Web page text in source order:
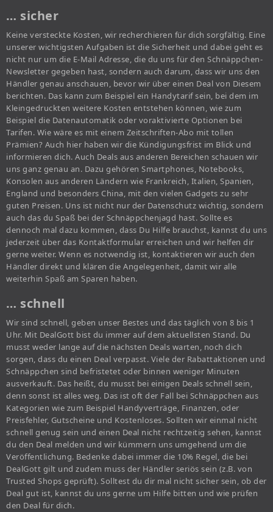
… sicher
Keine versteckte Kosten, wir recherchieren für dich sorgfältig. Eine
unserer wichtigsten Aufgaben ist die Sicherheit und dabei geht es
nicht nur um die E-Mail Adresse, die du uns für den Schnäppchen-
Newsletter gegeben hast, sondern auch darum, dass wir uns den
Händler genau anschauen, bevor wir über einen Deal von Diesem
berichten. Das kann zum Beispiel ein Handytarif sein, bei dem im
Kleingedruckten weitere Kosten entstehen können, wie zum
Beispiel die Datenautomatik oder voraktivierte Optionen bei
Tarifen. Wie wäre es mit einem Zeitschriften-Abo mit tollen
Prämien? Auch hier haben wir die Kündigungsfrist im Blick und
informieren dich. Auch Deals aus anderen Bereichen schauen wir
uns ganz genau an. Dazu gehören Smartphones, Notebooks,
Konsolen aus anderen Ländern wie Frankreich, Italien, Spanien,
England und besonders China, mit den vielen Gadgets zu sehr
guten Preisen. Uns ist nicht nur der Datenschutz wichtig, sondern
auch das du Spaß bei der Schnäppchenjagd hast. Sollte es
dennoch mal dazu kommen, dass Du Hilfe brauchst, kannst du uns
jederzeit über das Kontaktformular erreichen und wir helfen dir
gerne weiter. Wenn es notwendig ist, kontaktieren wir auch den
Händler direkt und klären die Angelegenheit, damit wir alle
weiterhin Spaß am Sparen haben.
… schnell
Wir sind schnell, geben unser Bestes und das täglich von 8 bis 1
Uhr. Mit DealGott bist du immer auf dem aktuellsten Stand. Du
musst weder lange auf die nächsten Deals warten, noch dich
sorgen, dass du einen Deal verpasst. Viele der Rabattaktionen und
Schnäppchen sind befristetet oder binnen weniger Minuten
ausverkauft. Das heißt, du musst bei einigen Deals schnell sein,
denn sonst ist alles weg. Das ist oft der Fall bei Schnäppchen aus
Kategorien wie zum Beispiel Handyverträge, Finanzen, oder
Preisfehler, Gutscheine und Kostenloses. Sollten wir einmal nicht
schnell genug sein und einen Deal nicht rechtzeitig sehen, kannst
du den Deal melden und wir kümmern uns umgehend um die
Veröffentlichung. Bedenke dabei immer die 10% Regel, die bei
DealGott gilt und zudem muss der Händler seriös sein (z.B. von
Trusted Shops geprüft). Solltest du dir mal nicht sicher sein, ob der
Deal gut ist, kannst du uns gerne um Hilfe bitten und wie prüfen
den Deal für dich.